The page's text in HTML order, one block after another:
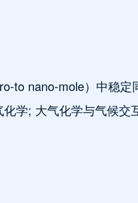
to nano-mole）中稳
学; 大气化学与气候交